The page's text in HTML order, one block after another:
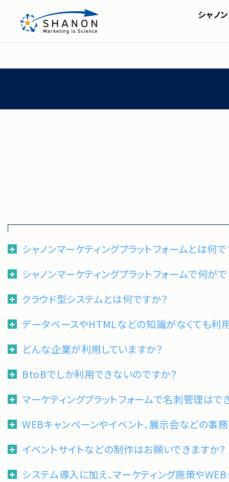
シャノ
IRライブラリ
ディスクロージャーポリシ
シャノンのブログ
シャノンマーケティングプラットフォームとは何
シャノンマーケティングプラットフォームで何が
クラウド型システムとは何ですか？
データベースやHTMLなどの知識がなくても利
どんな企業が利用していますか？
BtoBでしか利用できないのですか？
マーケティングプラットフォームで名刺管理はで
WEBキャンペーンやイベント、展示会などの事
イベントサイトなどの制作はお願いできますか？
システム導入に加え、マーケティング施策や